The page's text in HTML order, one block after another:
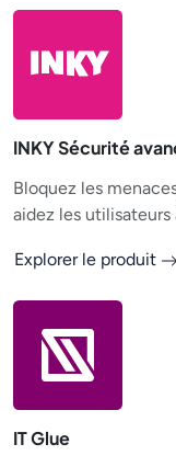
INKY Sécurité
Bloquez les
aidez les utilisateurs
Explorer le produit
IT Glue